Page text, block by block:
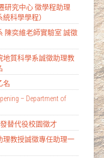
研究中心 徵學程助理
科學學程）
陳奕維老師實驗室 誠徵
地質科學系誠徵助理教
名
– Department of
發替代役校園徵才
理教授誠徵專任助理一